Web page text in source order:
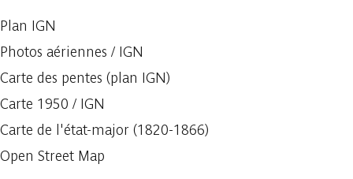
Plan IGN
Photos aériennes / IGN
Carte des pentes (plan IGN)
Carte 1950 / IGN
Carte de l'état-major (1820-1866)
Open Street Map